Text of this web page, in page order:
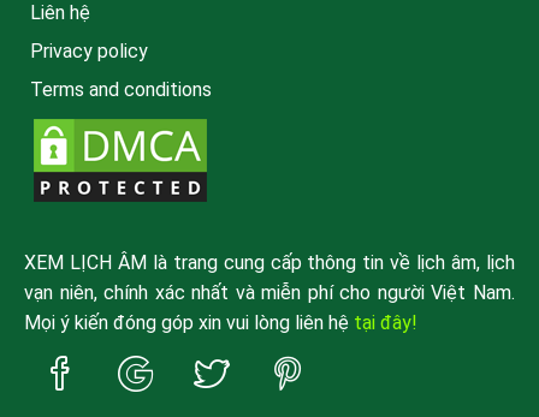
Liên hệ
Privacy policy
Terms and conditions
XEM LỊCH ÂM là trang cung cấp thông tin về lịch âm, lịch
vạn niên, chính xác nhất và miễn phí cho người Việt Nam.
Mọi ý kiến đóng góp xin vui lòng liên hệ tại đây!
Trang
Facebook
Trang
Google
Trang
Twitter
Trang
Pinterest